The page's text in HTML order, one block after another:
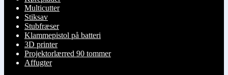
Multicutter
Stiksav
Stubfræser
Klammepistol på batteri
3D printer
Projektorlærred 90 tommer
Affugter